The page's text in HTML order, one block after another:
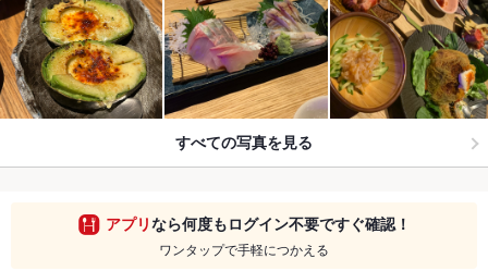
すべての写真を見る
アプリなら何度もログイン不要ですぐ確認！
ワンタップで手軽につかえる